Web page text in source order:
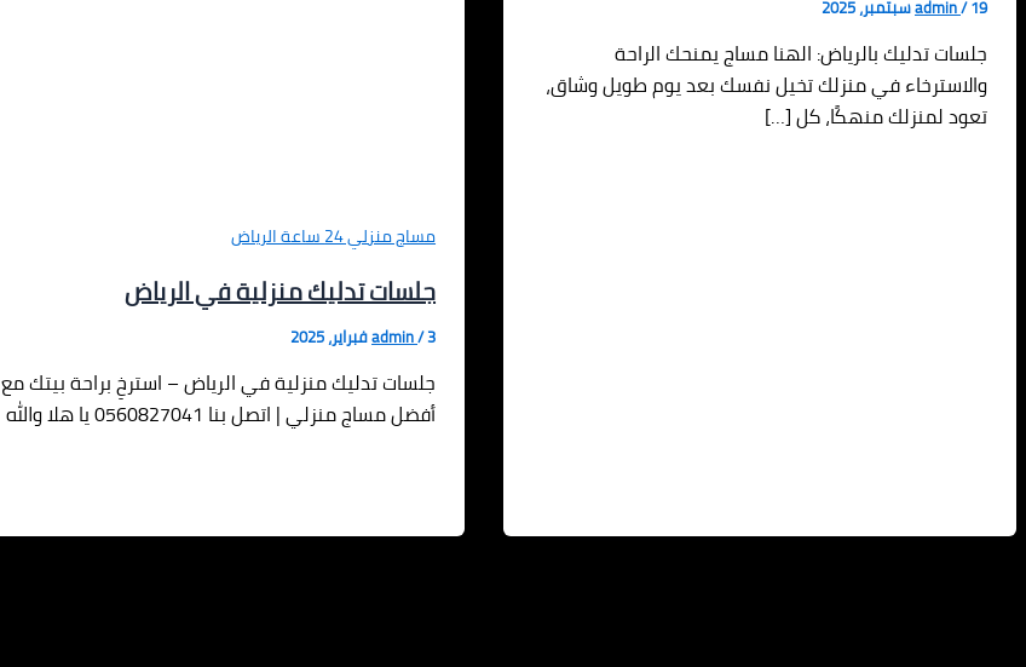
admin/19 سبتمبر، 2025
جلسات تدليك بالرياض: الهنا مساج يمنحك الراحة
والاسترخاء في منزلك تخيل نفسك بعد يوم طويل وشاق،
تعود لمنزلك منهكًا، كل […]
مساج منزلي 24 ساعة الرياض
جلسات تدليك منزلية في الرياض
admin/3 فبراير، 2025
جلسات تدليك منزلية في الرياض – استرخِ براحة بيتك مع
أفضل مساج منزلي | اتصل بنا 0560827041 يا هلا والله